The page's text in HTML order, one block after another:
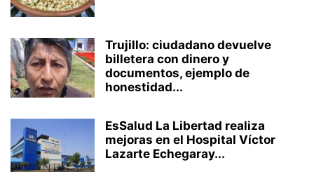
Trujillo: ciudadano devuelve
billetera con dinero y
documentos, ejemplo de
honestidad...
EsSalud La Libertad realiza
mejoras en el Hospital Víctor
Lazarte Echegaray...